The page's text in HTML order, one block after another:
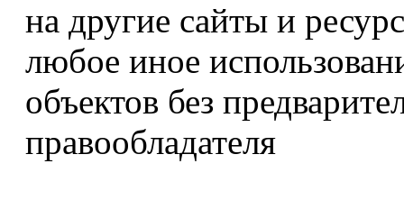
на другие сайты и
любое иное
объектов без
правообладателя